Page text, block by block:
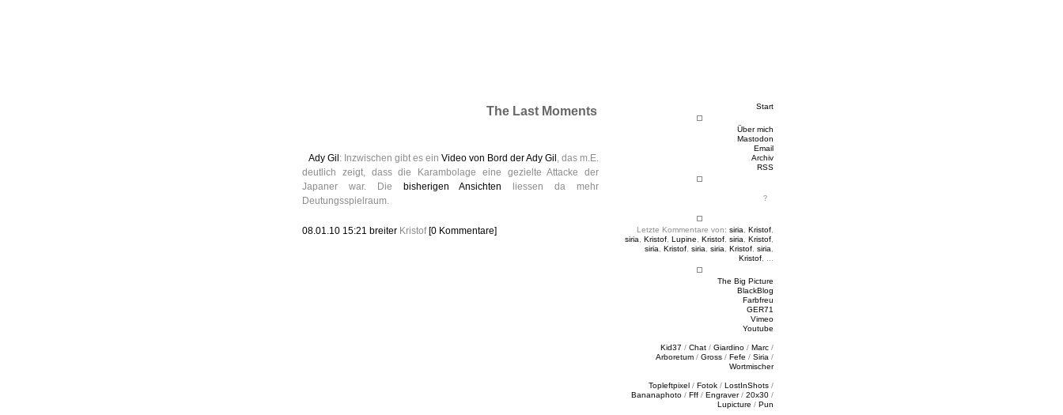
Start
Über mich
Mastodon
Email
Archiv
RSS
Letzte Kommentare von: siria Kristof
siria
Kristof Lupine Kristof siria Kristof
siria
Kristof siria siria Kristof siria
Kristof
The Big Picture
BlackBlog
Farbfreu
GER71
Vimeo
Youtube
Kid37 / Chat / Giardino / Marc /
Arboretum / Gross / Fefe / Siria /
Wortmischer
Topleftpixel / Fotok / LostInShots /
Bananaphoto / Fff / Engraver/ 20x30 /
Lupicture / Pun
The Last Moments
Ady Gil : Inzwischen gibt es ein Video von Bord der Ady Gil , das m.E.
deutlich zeigt, dass die Karambolage eine gezielte Attacke der
Japaner war. Die
bisherigen Ansichten
liessen da mehr
Deutungsspielraum.
08.01.10 15:21 breiter Kristof [0 Kommentare]